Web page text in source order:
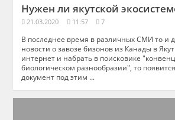
Нужен ли якутской
21.03.2020 11:57 7
В последнее время в различных СМИ то и
новости о завозе бизонов из Канады в
интернет и набрать в поисковике
биологическом разнообразии", то
документ под этим ...